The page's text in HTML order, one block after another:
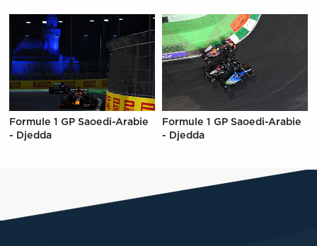
Formule 1 GP Saoedi-Arabie
- Djedda
Formule 1 GP Saoedi-Arabie
- Djedda